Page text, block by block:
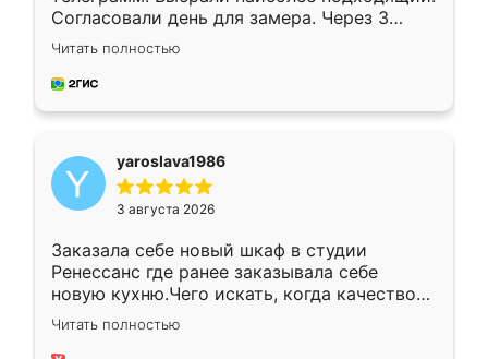
Согласовали день для замера. Через 3
недели кухня была уже готова. Остались
довольны работой. Спасибо Ренессанс
мебель за качественную работу!
Читать полностью
yaroslava1986
3 августа 2026
Заказала себе новый шкаф в студии
Ренессанс где ранее заказывала себе
новую кухню.Чего искать, когда качеством
вполне довольна. Служит кухня уже почти
два года, нареканий нет.
Читать полностью